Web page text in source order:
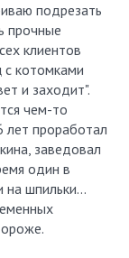
подрезать
прочные
клиентов
с котомками
и заходит".
чем-то
лет проработал
заведовал
один в
на шпильки…